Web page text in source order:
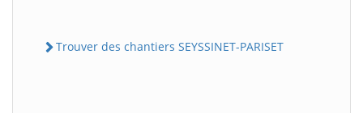
Trouver des chantiers SEYSSINET-PARISET